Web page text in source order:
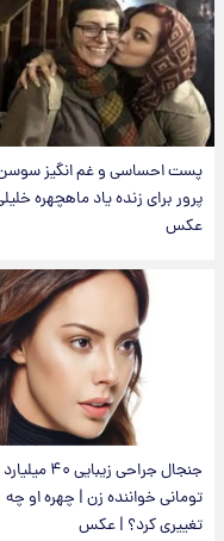
پست احساسی و غم انگیز سوسن
پرور برای زنده یاد ماهچهره خلیلی+
عکس
جنجال جراحی زیبایی ۴۰ میلیارد
تومانی خواننده زن | چهره او چه
تغییری کرد؟ | عکس